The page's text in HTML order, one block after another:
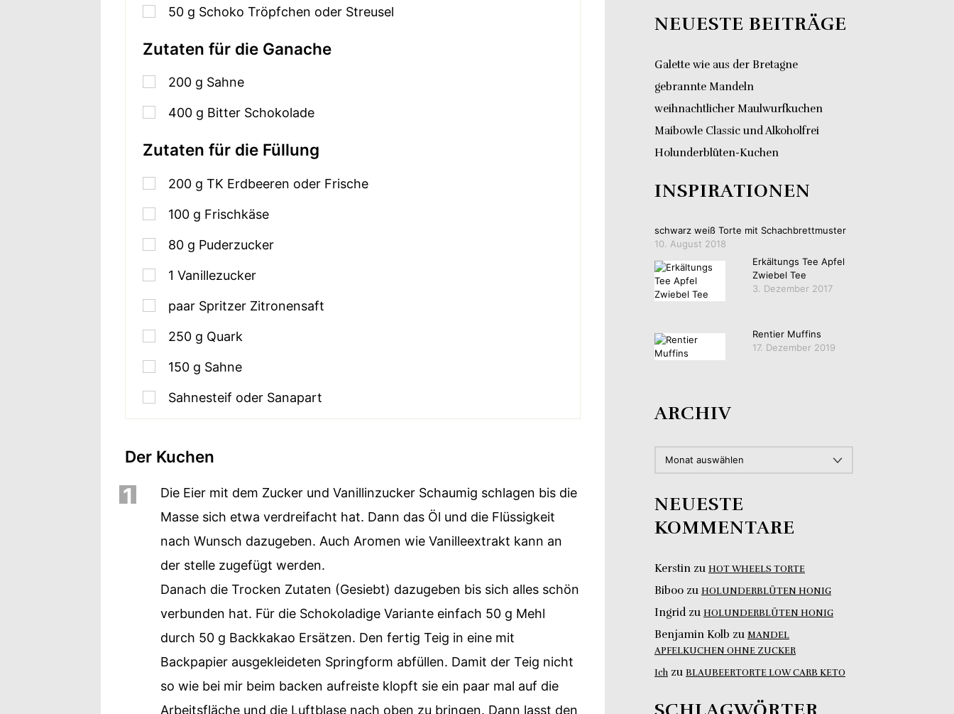
50 g Schoko Tröpfchen oder Streusel
Zutaten für die Ganache
200 g Sahne
400 g Bitter Schokolade
Zutaten für die Füllung
200 g TK Erdbeeren oder Frische
100 g Frischkäse
80 g Puderzucker
1 Vanillezucker
paar Spritzer Zitronensaft
250 g Quark
150 g Sahne
Sahnesteif oder Sanapart
Der Kuchen
1
Die Eier mit dem Zucker und Vanillinzucker Schaumig schlagen bis die
Masse sich etwa verdreifacht hat. Dann das Öl und die Flüssigkeit
nach Wunsch dazugeben. Auch Aromen wie Vanilleextrakt kann an
der stelle zugefügt werden.
Danach die Trocken Zutaten (Gesiebt) dazugeben bis sich alles schön
verbunden hat. Für die Schokoladige Variante einfach 50 g Mehl
durch 50 g Backkakao Ersätzen. Den fertig Teig in eine mit
Backpapier ausgekleideten Springform abfüllen. Damit der Teig nicht
so wie bei mir beim backen aufreiste klopft sie ein paar mal auf die
Arbeitsfläche und die Luftblase nach oben zu bringen. Dann lasst den
NEUESTE BEITRÄGE
Galette wie aus der Bretagne
gebrannte Mandeln
weihnachtlicher Maulwurfkuchen
Maibowle Classic und Alkoholfrei
Holunderblüten-Kuchen
INSPIRATIONEN
schwarz weiß Torte mit Schachbrettmuster
10. August 2018
Erkältungs Tee Apfel
Zwiebel Tee
3. Dezember 2017
Rentier Muffins
17. Dezember 2019
ARCHIV
NEUESTE
KOMMENTARE
Kerstin zu HOT WHEELS TORTE
Biboo zu HOLUNDERBLÜTEN HONIG
Ingrid zu HOLUNDERBLÜTEN HONIG
Benjamin Kolb zu MANDEL
APFELKUCHEN OHNE ZUCKER
Ich zu BLAUBEERTORTE LOW CARB KETO